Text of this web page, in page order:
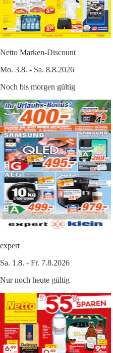
Netto Marken-Discount
Mo. 3.8. - Sa. 8.8.2026
Noch bis morgen gültig
expert
Sa. 1.8. - Fr. 7.8.2026
Nur noch heute gültig